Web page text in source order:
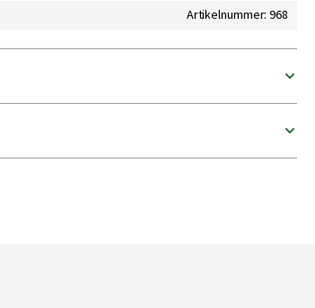
Artikelnummer: 968